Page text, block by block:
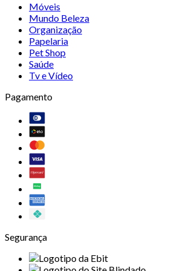
Móveis
Mundo Beleza
Organização
Papelaria
Pet Shop
Saúde
Tv e Vídeo
Pagamento
Segurança